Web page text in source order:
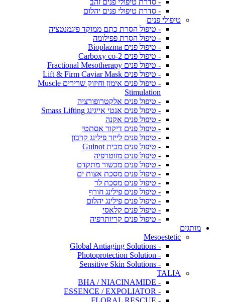
- סדרת טיפולי פנים זהב
- סדרת טיפולי פנים יהלום
טיפולי פנים
- טיפול הסרת כתם ממוקד פיגמנטציה
- טיפול הסרת פפילומה
- טיפול פנים Bioplazma
- טיפול פנים Carboxy co-2
- טיפול פנים Fractional Mesotherapy
- טיפול פנים Lift & Firm Caviar Mask
- טיפול פנים אימון וחיזוק שרירים Muscle
Stimulation
- טיפול פנים אלקטרופורציה
- טיפול פנים אנטי אייגינג Smass Lifting
- טיפול פנים אקנה
- טיפול פנים דיקור אסתטי
- טיפול פנים לייזר פילינג קרבון
- טיפול פנים מבית Guinot
- טיפול פנים מזוטרפיה
- טיפול פנים מכשור מתקדם
- טיפול פנים מסכת אצות ים
- טיפול פנים מסכת לד
- טיפול פנים פילינג חורף
- טיפול פנים פילינג יהלום
- טיפול פנים קלאסי
- טיפול פנים קריותרפיה
מותגים
Mesoestetic
- Global Antiaging Solutions
- Photoprotection Solution
- Sensitive Skin Solutions
TALIA
- BHA / NIACINAMIDE
- ESSENCE / EXPOLIATOR
- FLORAL RESCUE